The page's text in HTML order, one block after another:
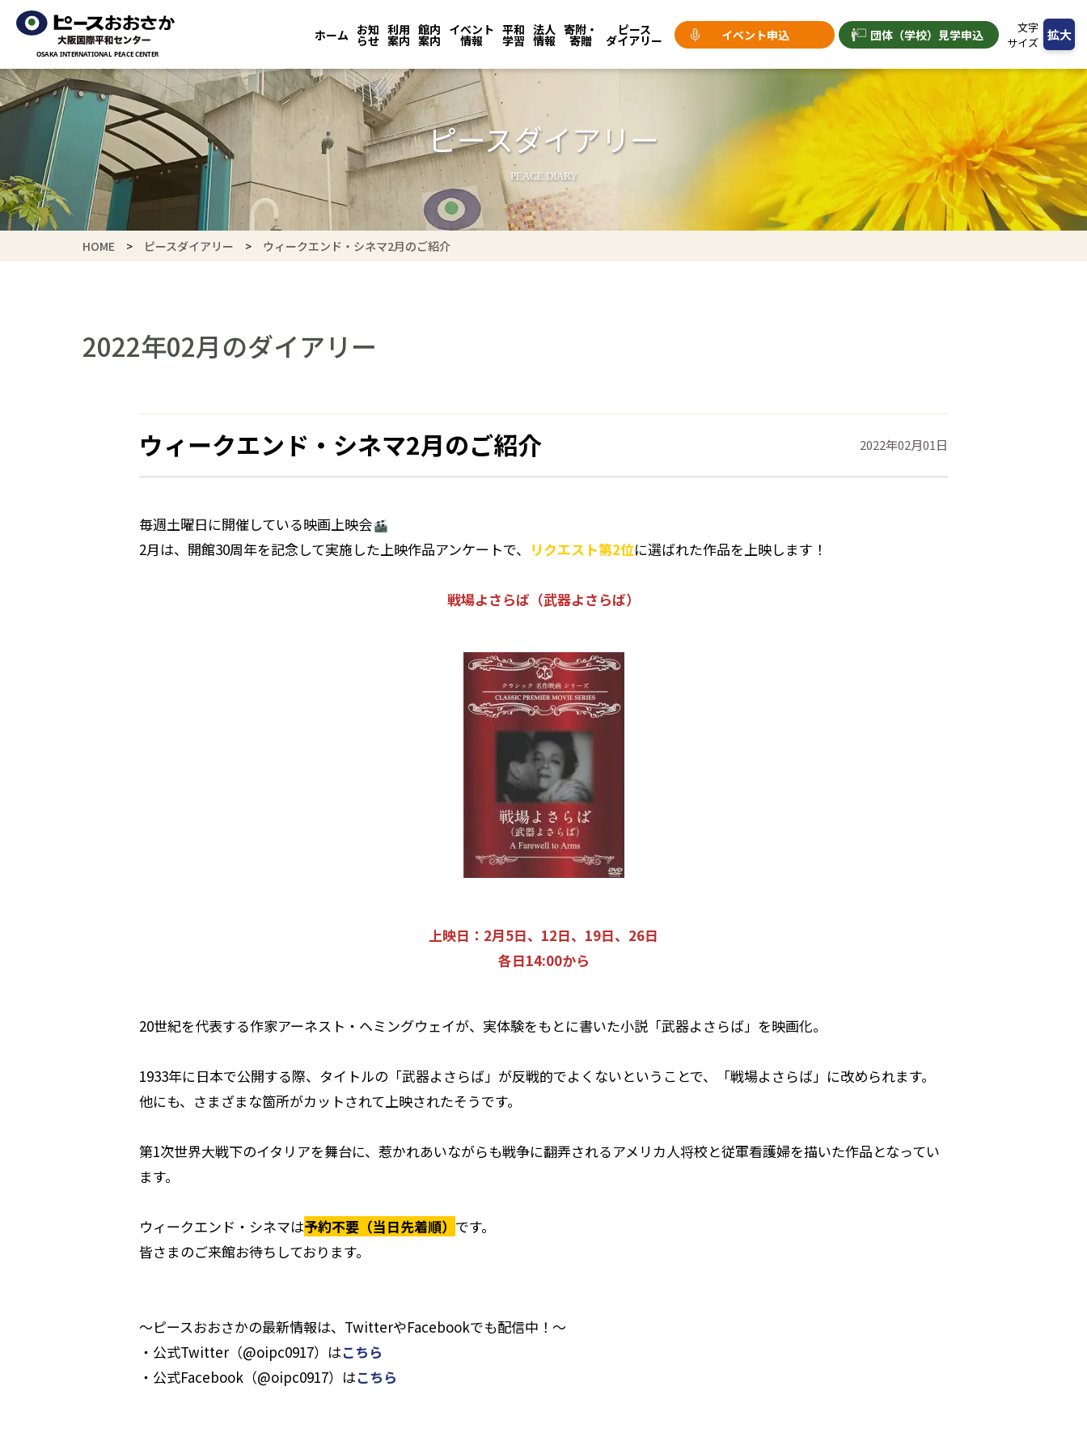
ホーム お知
らせ
利用
案内
館内
案内
イベント
情報
平和
学習
法人
情報
寄附・
寄贈
ピース
ダイアリー イベント申込 団体（学校） 見学申込
文字
サイズ 拡大
ピースダイアリー
PEACE DIARY
HOME ピースダイアリー ウィークエンド・シネマ2月のご紹介
2022年02月のダイアリー
ウィークエンド・シネマ2月のご紹介 2022年02月01日
毎週土曜日に開催している映画上映会
2月は、開館30周年を記念して実施した上映作品アンケートで、 リクエスト第2位に選ばれた作品を上映します！
戦場よさらば（武器よさらば）
上映日：2月5日、12日、19日、26日
各日14:00から
20世紀を代表する作家アーネスト・ヘミングウェイが、実体験をもとに書いた小説「武器よさらば」を映画化。
1933年に日本で公開する際、タイトルの「武器よさらば」が反戦的でよくないということで、「戦場よさらば」に改められます。
他にも、さまざまな箇所がカットされて上映されたそうです。
第1次世界大戦下のイタリアを舞台に、惹かれあいながらも戦争に翻弄されるアメリカ人将校と従軍看護婦を描いた作品となってい
ます。
ウィークエンド・シネマは予約不要（当日先着順） です。
皆さまのご来館お待ちしております。
～ピースおおさかの最新情報は、TwitterやFacebookでも配信中！～
・公式Twitter（@oipc0917）はこちら
・公式Facebook（@oipc0917）はこちら